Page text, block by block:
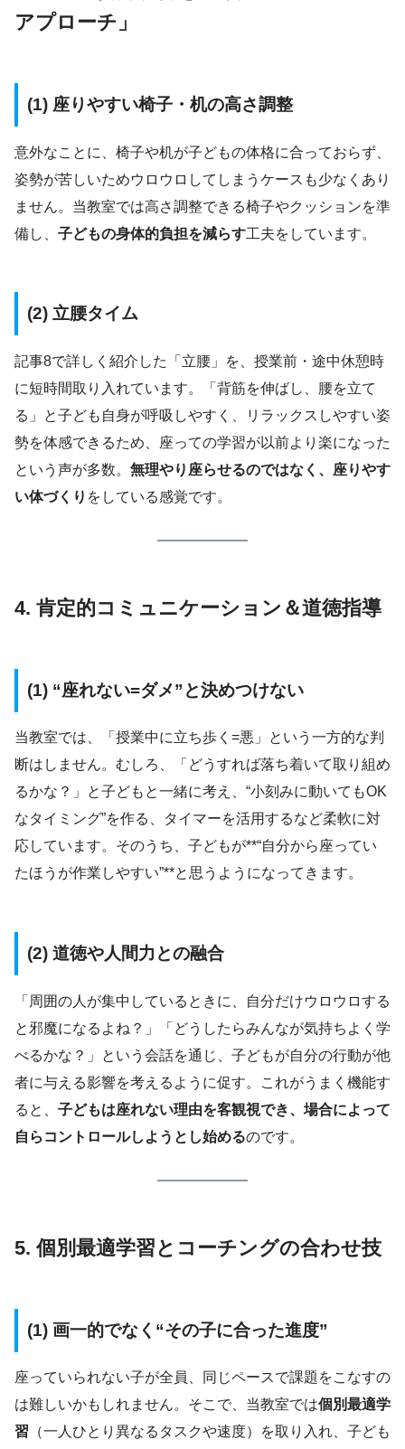
アプローチ」
(1) 座りやすい椅子・机の高さ調整
意外なことに、椅子や机が子どもの体格に合っておらず、
姿勢が苦しいためウロウロしてしまうケースも少なくあり
ません。当教室では高さ調整できる椅子やクッションを準
備し、 子どもの身体的負担を減らす工夫をしています。
(2) 立腰タイム
記事8で詳しく紹介した「立腰」を、授業前・途中休憩時
に短時間取り入れています。「背筋を伸ばし、腰を立て
る」と子ども自身が呼吸しやすく、リラックスしやすい姿
勢を体感できるため、座っての学習が以前より楽になった
という声が多数。 無理やり座らせるのではなく、座りやす
い体づくり をしている感覚です。
4. 肯定的コミュニケーション＆道徳指導
(1) “座れない=ダメ”と決めつけない
当教室では、「授業中に立ち歩く=悪」という一方的な判
断はしません。むしろ、「どうすれば落ち着いて取り組め
るかな？」と子どもと一緒に考え、“小刻みに動いてもOK
なタイミング”を作る、タイマーを活用するなど柔軟に対
応しています。そのうち、子どもが**“自分から座ってい
たほうが作業しやすい”**と思うようになってきます。
(2) 道徳や人間力との融合
「周囲の人が集中しているときに、自分だけウロウロする
と邪魔になるよね？」「どうしたらみんなが気持ちよく学
べるかな？」という会話を通じ、子どもが自分の行動が他
者に与える影響を考えるように促す。これがうまく機能す
ると、 子どもは座れない理由を客観視でき、場合によって
自らコントロールしようとし始めるのです。
5. 個別最適学習とコーチングの合わせ技
(1) 画一的でなく“その子に合った進度”
座っていられない子が全員、同じペースで課題をこなすの
は難しいかもしれません。そこで、当教室では個別最適学
習 （一人ひとり異なるタスクや速度）を取り入れ、子ども